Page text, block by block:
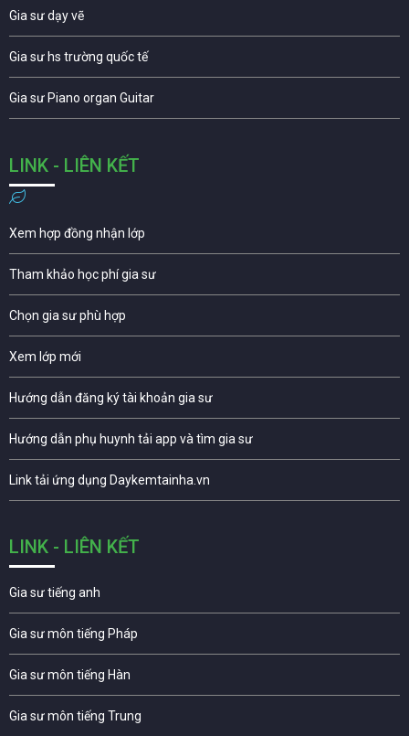
Gia sư dạy vẽ
Gia sư hs trường quốc tế
Gia sư Piano organ Guitar
LINK - LIÊN KẾT
Xem hợp đồng nhận lớp
Tham khảo học phí gia sư
Chọn gia sư phù hợp
Xem lớp mới
Hướng dẫn đăng ký tài khoản gia sư
Hướng dẫn phụ huynh tải app và tìm gia sư
Link tải ứng dụng Daykemtainha.vn
LINK - LIÊN KẾT
Gia sư tiếng anh
Gia sư môn tiếng Pháp
Gia sư môn tiếng Hàn
Gia sư môn tiếng Trung